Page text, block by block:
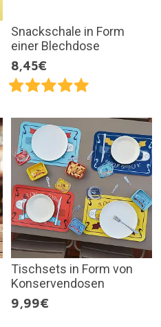
Snackschale in Form
einer Blechdose
8,45€
Tischsets in Form von
Konservendosen
9,99€